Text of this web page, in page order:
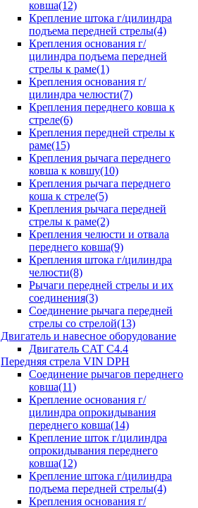
ковша(12)
Крепление штока г/цилиндра
подъема передней стрелы(4)
Крепления основания г/
цилиндра подъема передней
стрелы к раме(1)
Крепления основания г/
цилиндра челюсти(7)
Крепления переднего ковша к
стреле(6)
Крепления передней стрелы к
раме(15)
Крепления рычага переднего
ковша к ковшу(10)
Крепления рычага переднего
коша к стреле(5)
Крепления рычага передней
стрелы к раме(2)
Крепления челюсти и отвала
переднего ковша(9)
Крепления штока г/цилиндра
челюсти(8)
Рычаги передней стрелы и их
соединения(3)
Соединение рычага передней
стрелы со стрелой(13)
Двигатель и навесное оборудование
Двигатель CAT C4.4
Передняя стрела VIN DPH
Cоединение рычагов переднего
ковша(11)
Крепление основания г/
цилиндра опрокидывания
переднего ковша(14)
Крепление шток г/цилиндра
опрокидывания переднего
ковша(12)
Крепление штока г/цилиндра
подъема передней стрелы(4)
Крепления основания г/